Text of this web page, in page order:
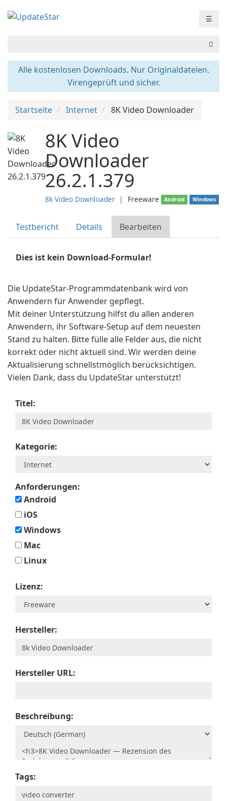
☰
Alle kostenlosen Downloads. Nur Originaldateien.
Virengeprüft und sicher.
Startseite Internet 8K Video Downloader
8K Video
Downloader
26.2.1.379
8k Video Downloader ❘ Freeware Android Windows
Testbericht Details Bearbeiten
Dies ist kein Download-Formular!
Die UpdateStar-Programmdatenbank wird von
Anwendern für Anwender gepflegt.
Mit deiner Unterstützung hilfst du allen anderen
Anwendern, ihr Software-Setup auf dem neuesten
Stand zu halten. Bitte fülle alle Felder aus, die nicht
korrekt oder nicht aktuell sind. Wir werden deine
Aktualisierung schnellstmöglich berücksichtigen.
Vielen Dank, dass du UpdateStar unterstützt!
Titel:
Kategorie:
Anforderungen:
Android
iOS
Windows
Mac
Linux
Lizenz:
Hersteller:
Hersteller URL:
Beschreibung:
Tags: